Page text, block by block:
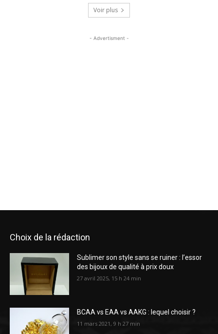
Voir plus
- Advertisment -
Choix de la rédaction
Sublimer son style sans se ruiner : l’essor
des bijoux de qualité à prix doux
27 avril 2025, 15 h 24 min
BCAA vs EAA vs AAKG : lequel choisir ?
11 mars 2021, 9 h 27 min